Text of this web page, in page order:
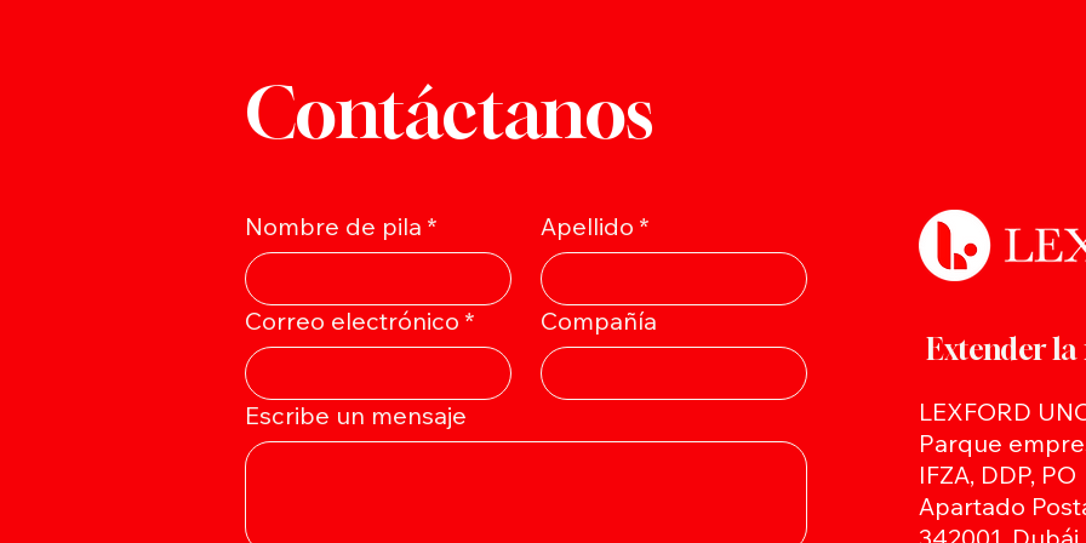
Contáctanos
Extender
LEXFORD
Parque
IFZA, DDP, PO
Apartado
Nombre de pila * Apellido *
Correo electrónico * Compañía
Escribe un mensaje